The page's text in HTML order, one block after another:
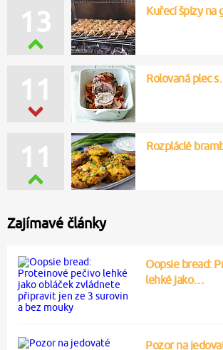
13 Kuřecí špízy na
11 Rolovaná plec
11 Rozpláclé
Zajímavé články
Oopsie bread:
lehké jako…
Pozor na